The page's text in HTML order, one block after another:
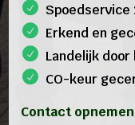
Spoedservice
Erkend en
Landelijk
CO-keur
Contact